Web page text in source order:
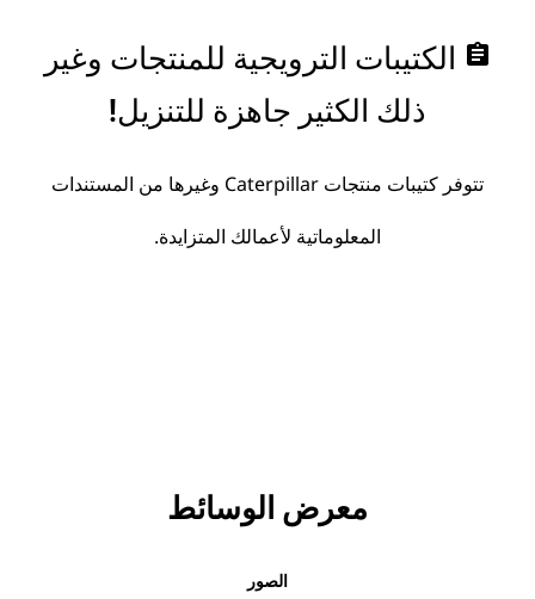
assignment الكتيبات الترويجية للمنتجات وغير
ذلك الكثير جاهزة للتنزيل!
تتوفر كتيبات منتجات Caterpillar وغيرها من المستندات
المعلوماتية لأعمالك المتزايدة.
معرض الوسائط
الصور